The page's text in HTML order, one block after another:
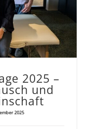
2025 –
und
2025